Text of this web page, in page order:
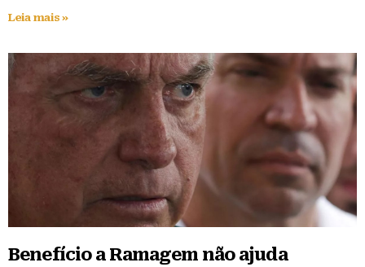
Leia mais »
Benefício a Ramagem não ajuda